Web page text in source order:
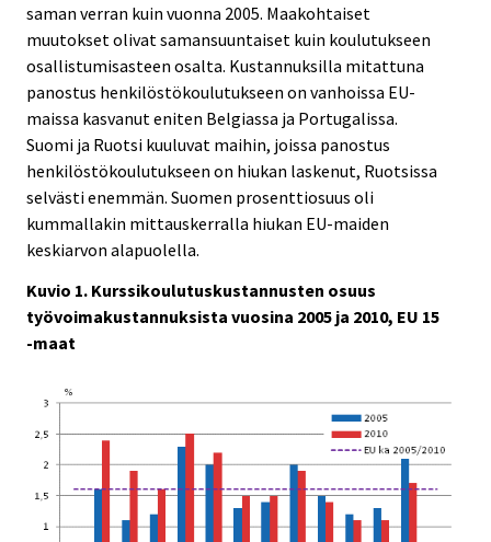
saman verran kuin vuonna 2005. Maakohtaiset
muutokset olivat samansuuntaiset kuin koulutukseen
osallistumisasteen osalta. Kustannuksilla mitattuna
panostus henkilöstökoulutukseen on vanhoissa EU-
maissa kasvanut eniten Belgiassa ja Portugalissa.
Suomi ja Ruotsi kuuluvat maihin, joissa panostus
henkilöstökoulutukseen on hiukan laskenut, Ruotsissa
selvästi enemmän. Suomen prosenttiosuus oli
kummallakin mittauskerralla hiukan EU-maiden
keskiarvon alapuolella.
Kuvio 1. Kurssikoulutuskustannusten osuus
työvoimakustannuksista vuosina 2005 ja 2010, EU 15
-maat